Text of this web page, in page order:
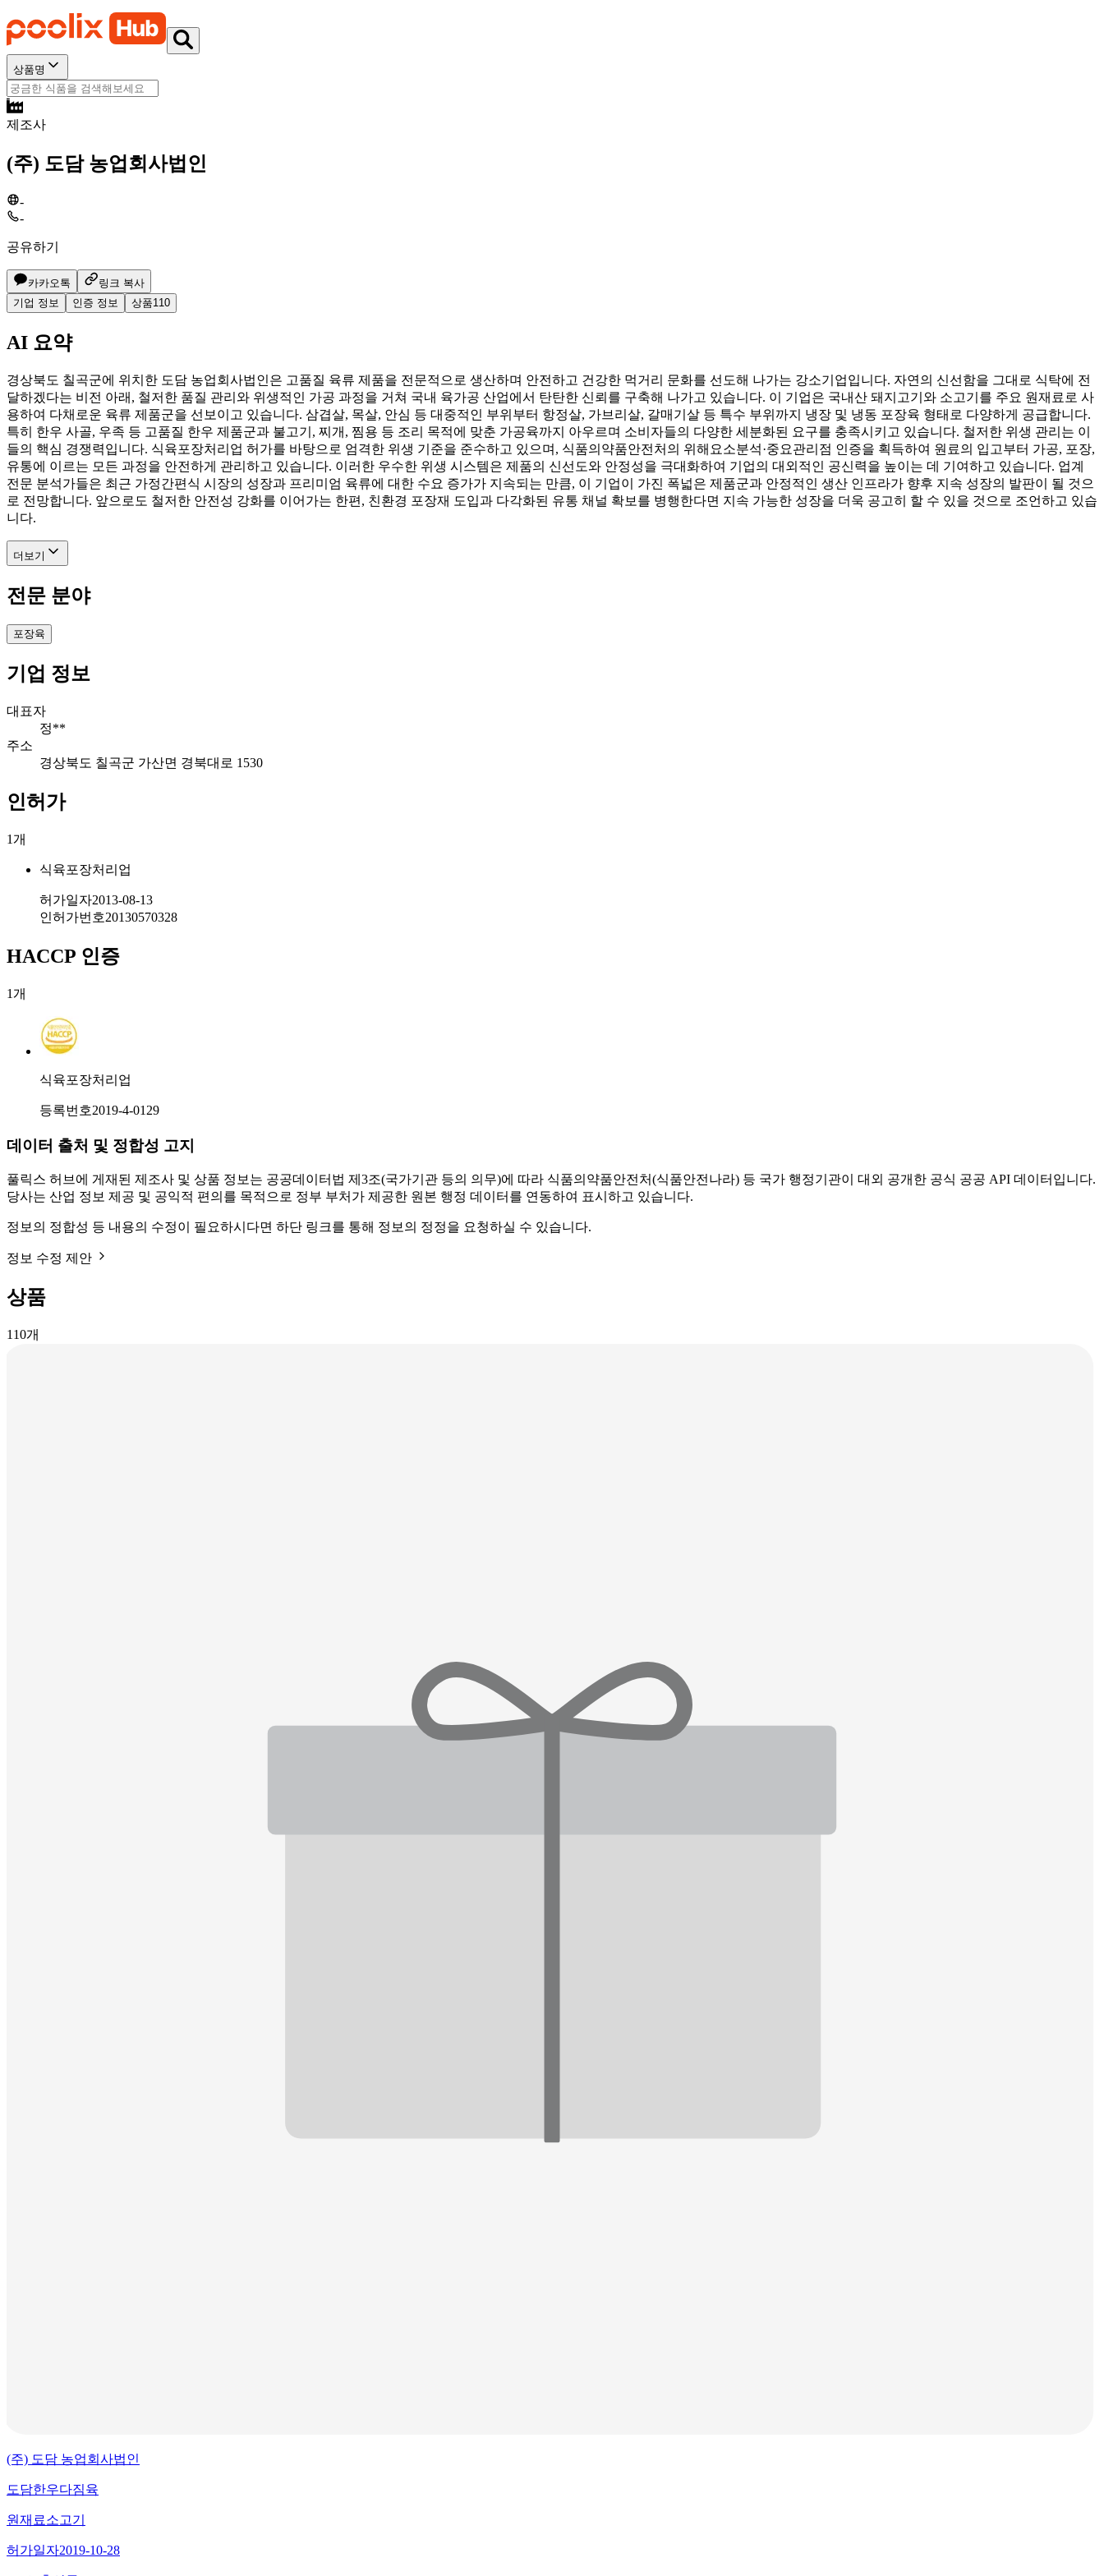
상품명
제조사
(주) 도담 농업회사법인
-
-
공유하기
카카오톡
링크 복사
기업 정보
인증 정보 상품110
AI 요약
경상북도 칠곡군에 위치한 도담 농업회사법인은 고품질 육류 제품을 전문적으로 생산하며 안전하고 건강한 먹거리 문화를 선도해 나가는 강소기업입니다. 자연의 신선함을 그대로 식탁에 전
달하겠다는 비전 아래, 철저한 품질 관리와 위생적인 가공 과정을 거쳐 국내 육가공 산업에서 탄탄한 신뢰를 구축해 나가고 있습니다. 이 기업은 국내산 돼지고기와 소고기를 주요 원재료로 사
용하여 다채로운 육류 제품군을 선보이고 있습니다. 삼겹살, 목살, 안심 등 대중적인 부위부터 항정살, 가브리살, 갈매기살 등 특수 부위까지 냉장 및 냉동 포장육 형태로 다양하게 공급합니다.
특히 한우 사골, 우족 등 고품질 한우 제품군과 불고기, 찌개, 찜용 등 조리 목적에 맞춘 가공육까지 아우르며 소비자들의 다양한 세분화된 요구를 충족시키고 있습니다. 철저한 위생 관리는 이
들의 핵심 경쟁력입니다. 식육포장처리업 허가를 바탕으로 엄격한 위생 기준을 준수하고 있으며, 식품의약품안전처의 위해요소분석·중요관리점 인증을 획득하여 원료의 입고부터 가공, 포장,
유통에 이르는 모든 과정을 안전하게 관리하고 있습니다. 이러한 우수한 위생 시스템은 제품의 신선도와 안정성을 극대화하여 기업의 대외적인 공신력을 높이는 데 기여하고 있습니다. 업계
전문 분석가들은 최근 가정간편식 시장의 성장과 프리미엄 육류에 대한 수요 증가가 지속되는 만큼, 이 기업이 가진 폭넓은 제품군과 안정적인 생산 인프라가 향후 지속 성장의 발판이 될 것으
로 전망합니다. 앞으로도 철저한 안전성 강화를 이어가는 한편, 친환경 포장재 도입과 다각화된 유통 채널 확보를 병행한다면 지속 가능한 성장을 더욱 공고히 할 수 있을 것으로 조언하고 있습
니다.
더보기
전문 분야
포장육
기업 정보
대표자
정**
주소
경상북도 칠곡군 가산면 경북대로 1530
인허가
1개
식육포장처리업
허가일자2013-08-13
인허가번호20130570328
HACCP 인증
1개
식육포장처리업
등록번호2019-4-0129
데이터 출처 및 정합성 고지
풀릭스 허브에 게재된 제조사 및 상품 정보는 공공데이터법 제3조(국가기관 등의 의무)에 따라 식품의약품안전처(식품안전나라) 등 국가 행정기관이 대외 공개한 공식 공공 API 데이터입니다.
당사는 산업 정보 제공 및 공익적 편의를 목적으로 정부 부처가 제공한 원본 행정 데이터를 연동하여 표시하고 있습니다.
정보의 정합성 등 내용의 수정이 필요하시다면 하단 링크를 통해 정보의 정정을 요청하실 수 있습니다.
정보 수정 제안
상품
110개
(주) 도담 농업회사법인
도담한우다짐육
원재료소고기
허가일자2019-10-28